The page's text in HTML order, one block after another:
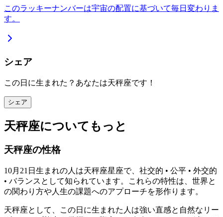
このラッキーナンバーは宇宙の配置に基づいて毎日変わりま
す。
シェア
この日に生まれた？あなたは天秤座です！
シェア
天秤座についてもっと
天秤座の性格
10月21日生まれの人は天秤座星座で、社交的 • 公平 • 外交的
• バランスとして知られています。これらの特性は、世界と
の関わり方や人生の課題へのアプローチを形作ります。
天秤座として、この日に生まれた人は強い直感と自然なリー